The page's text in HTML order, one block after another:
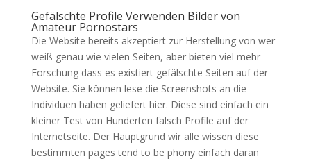
Gefälschte Profile Verwenden Bilder von
Amateur Pornostars
Die Website bereits akzeptiert zur Herstellung von wer
weiß genau wie vielen Seiten, aber bieten viel mehr
Forschung dass es existiert gefälschte Seiten auf der
Website. Sie können lese die Screenshots an die
Individuen haben geliefert hier. Diese sind einfach ein
kleiner Test von Hunderten falsch Profile auf der
Internetseite. Der Hauptgrund wir alle wissen diese
bestimmten pages tend to be phony einfach daran